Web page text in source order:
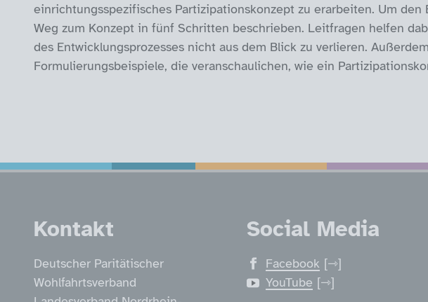
einrichtungsspezifisches Partizipationskonzept zu erarbeiten. Um
Weg zum Konzept in fünf Schritten beschrieben. Leitfragen helfen
des Entwicklungsprozesses nicht aus dem Blick zu verlieren.
Formulierungsbeispiele, die veranschaulichen, wie ein
Service Informationen
Kontakt
Deutscher Paritätischer
Wohlfahrtsverband
Social Media
Facebook
YouTube